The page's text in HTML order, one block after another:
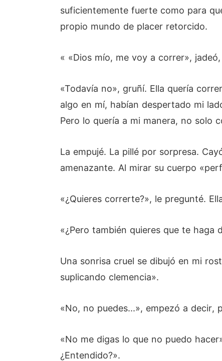
suficientemente fuerte como para
propio mundo de placer retorcido.
« «Dios mío, me voy a correr»,
«Todavía no», gruñí. Ella quería
algo en mí, habían despertado mi
Pero lo quería a mi manera, no solo
La empujé. La pillé por sorpresa.
amenazante. Al mirar su cuerpo
«¿Quieres correrte?», le pregunté.
«¿Pero también quieres que te haga
Una sonrisa cruel se dibujó en mi
suplicando clemencia».
«No, no puedes...», empezó a
«No me digas lo que no puedo
¿Entendido?».